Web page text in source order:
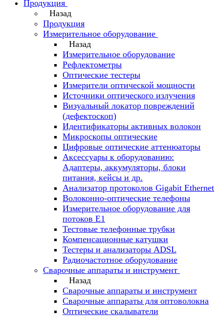
Продукция
Назад
Продукция
Измерительное оборудование
Назад
Измерительное оборудование
Рефлектометры
Оптические тестеры
Измерители оптической мощности
Источники оптического излучения
Визуальный локатор повреждений
(дефектоскоп)
Идентификаторы активных волокон
Микроскопы оптические
Цифровые оптические аттенюаторы
Аксессуары к оборудованию:
Адаптеры, аккумуляторы, блоки
питания, кейсы и др.
Анализатор протоколов Gigabit Ethernet
Волоконно-оптические телефоны
Измерительное оборудование для
потоков Е1
Тестовые телефонные трубки
Компенсационные катушки
Тестеры и анализаторы ADSL
Радиочастотное оборудование
Сварочные аппараты и инструмент
Назад
Сварочные аппараты и инструмент
Сварочные аппараты для оптоволокна
Оптические скалыватели